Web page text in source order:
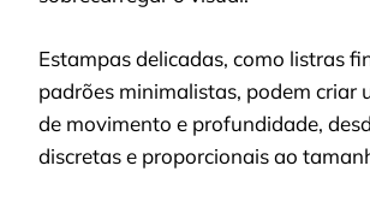
Estampas delicadas, como listras
padrões minimalistas, podem criar
de movimento e profundidade,
discretas e proporcionais ao